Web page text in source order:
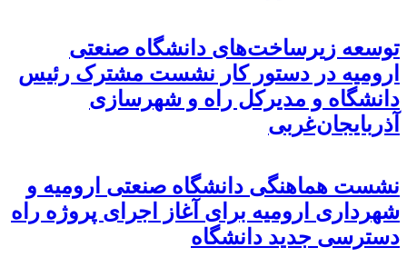
توسعه زیرساخت‌های دانشگاه صنعتی
ارومیه در دستور کار نشست مشترک رئیس
دانشگاه و مدیرکل راه و شهرسازی
آذربایجان‌غربی
نشست هماهنگی دانشگاه صنعتی ارومیه و
شهرداری ارومیه برای آغاز اجرای پروژه راه
دسترسی جدید دانشگاه